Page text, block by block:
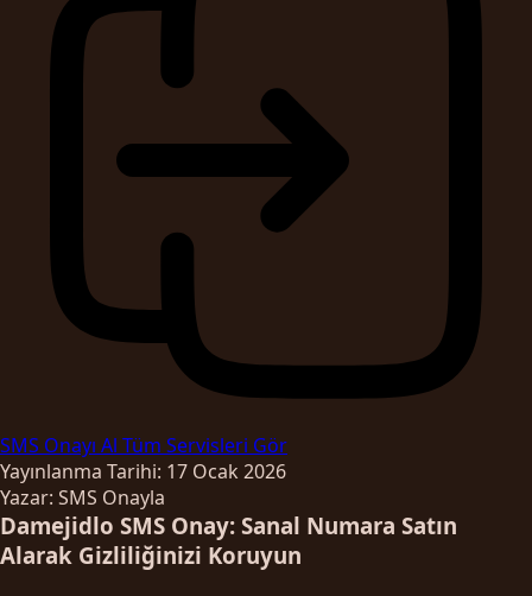
SMS Onayı Al Tüm Servisleri Gör
Yayınlanma Tarihi: 17 Ocak 2026
Yazar: SMS Onayla
Damejidlo SMS Onay: Sanal Numara Satın
Alarak Gizliliğinizi Koruyun